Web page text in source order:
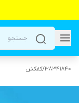
38341840
/کفکش